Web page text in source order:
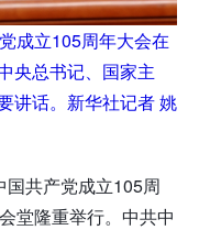
成立105周年大会在
央总书记、国家主
讲话。新华社记者 姚
共产党成立105周
堂隆重举行。中共中